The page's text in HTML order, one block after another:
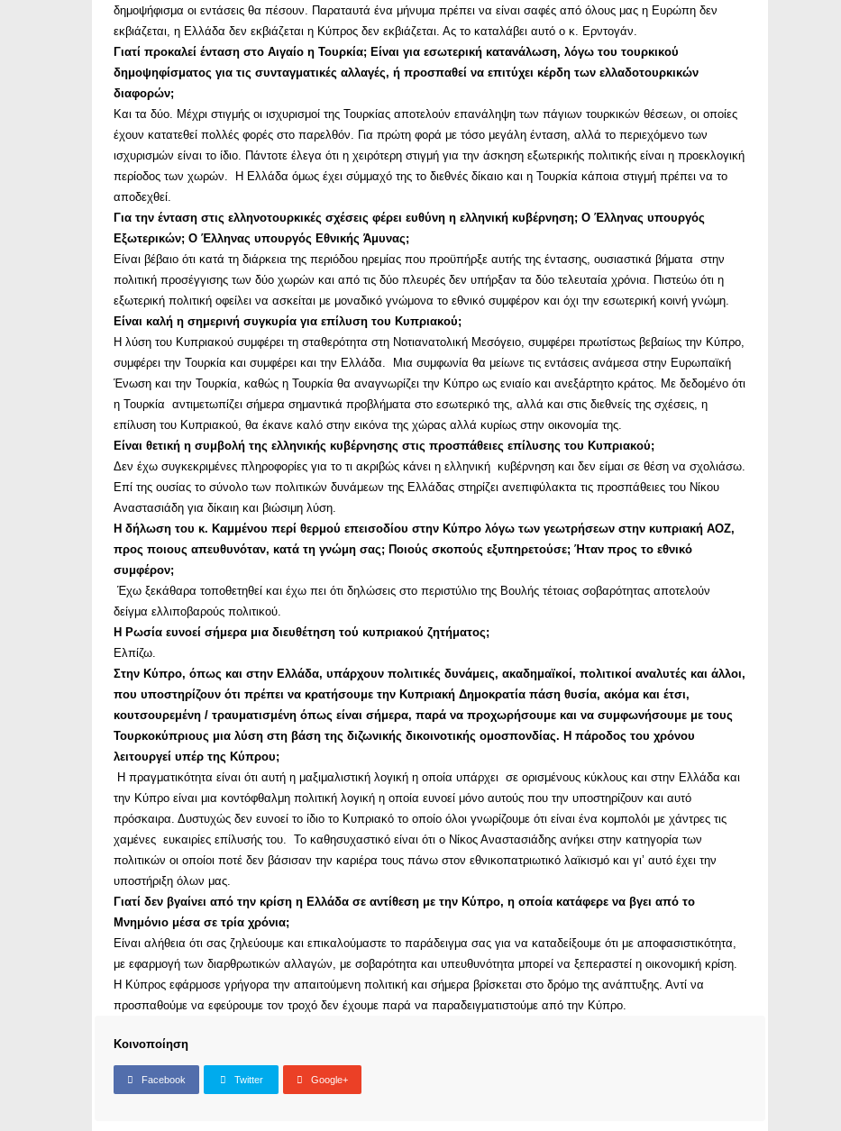
δημοψήφισμα οι εντάσεις θα πέσουν. Παραταυτά ένα μήνυμα πρέπει να είναι σαφές από όλους μας η Ευρώπη δεν
εκβιάζεται, η Ελλάδα δεν εκβιάζεται η Κύπρος δεν εκβιάζεται. Ας το καταλάβει αυτό ο κ. Ερντογάν.
Γιατί προκαλεί ένταση στο Αιγαίο η Τουρκία; Είναι για εσωτερική κατανάλωση, λόγω του τουρκικού
δημοψηφίσματος για τις συνταγματικές αλλαγές, ή προσπαθεί να επιτύχει κέρδη των ελλαδοτουρκικών
διαφορών;
Και τα δύο. Μέχρι στιγμής οι ισχυρισμοί της Τουρκίας αποτελούν επανάληψη των πάγιων τουρκικών θέσεων, οι οποίες
έχουν κατατεθεί πολλές φορές στο παρελθόν. Για πρώτη φορά με τόσο μεγάλη ένταση, αλλά το περιεχόμενο των
ισχυρισμών είναι το ίδιο. Πάντοτε έλεγα ότι η χειρότερη στιγμή για την άσκηση εξωτερικής πολιτικής είναι η προεκλογική
περίοδος των χωρών. Η Ελλάδα όμως έχει σύμμαχό της το διεθνές δίκαιο και η Τουρκία κάποια στιγμή πρέπει να το
αποδεχθεί.
Για την ένταση στις ελληνοτουρκικές σχέσεις φέρει ευθύνη η ελληνική κυβέρνηση; Ο Έλληνας υπουργός
Εξωτερικών; Ο Έλληνας υπουργός Εθνικής Άμυνας;
Είναι βέβαιο ότι κατά τη διάρκεια της περιόδου ηρεμίας που προϋπήρξε αυτής της έντασης, ουσιαστικά βήματα στην
πολιτική προσέγγισης των δύο χωρών και από τις δύο πλευρές δεν υπήρξαν τα δύο τελευταία χρόνια. Πιστεύω ότι η
εξωτερική πολιτική οφείλει να ασκείται με μοναδικό γνώμονα το εθνικό συμφέρον και όχι την εσωτερική κοινή γνώμη.
Είναι καλή η σημερινή συγκυρία για επίλυση του Κυπριακού;
Η λύση του Κυπριακού συμφέρει τη σταθερότητα στη Νοτιανατολική Μεσόγειο, συμφέρει πρωτίστως βεβαίως την Κύπρο,
συμφέρει την Τουρκία και συμφέρει και την Ελλάδα. Μια συμφωνία θα μείωνε τις εντάσεις ανάμεσα στην Ευρωπαϊκή
Ένωση και την Τουρκία, καθώς η Τουρκία θα αναγνωρίζει την Κύπρο ως ενιαίο και ανεξάρτητο κράτος. Με δεδομένο ότι
η Τουρκία αντιμετωπίζει σήμερα σημαντικά προβλήματα στο εσωτερικό της, αλλά και στις διεθνείς της σχέσεις, η
επίλυση του Κυπριακού, θα έκανε καλό στην εικόνα της χώρας αλλά κυρίως στην οικονομία της.
Είναι θετική η συμβολή της ελληνικής κυβέρνησης στις προσπάθειες επίλυσης του Κυπριακού;
Δεν έχω συγκεκριμένες πληροφορίες για το τι ακριβώς κάνει η ελληνική κυβέρνηση και δεν είμαι σε θέση να σχολιάσω.
Επί της ουσίας το σύνολο των πολιτικών δυνάμεων της Ελλάδας στηρίζει ανεπιφύλακτα τις προσπάθειες του Νίκου
Αναστασιάδη για δίκαιη και βιώσιμη λύση.
Η δήλωση του κ. Καμμένου περί θερμού επεισοδίου στην Κύπρο λόγω των γεωτρήσεων στην κυπριακή ΑΟΖ,
προς ποιους απευθυνόταν, κατά τη γνώμη σας; Ποιούς σκοπούς εξυπηρετούσε; Ήταν προς το εθνικό
συμφέρον;
Έχω ξεκάθαρα τοποθετηθεί και έχω πει ότι δηλώσεις στο περιστύλιο της Βουλής τέτοιας σοβαρότητας αποτελούν
δείγμα ελλιποβαρούς πολιτικού.
Η Ρωσία ευνοεί σήμερα μια διευθέτηση τού κυπριακού ζητήματος;
Ελπίζω.
Στην Κύπρο, όπως και στην Ελλάδα, υπάρχουν πολιτικές δυνάμεις, ακαδημαϊκοί, πολιτικοί αναλυτές και άλλοι,
που υποστηρίζουν ότι πρέπει να κρατήσουμε την Κυπριακή Δημοκρατία πάση θυσία, ακόμα και έτσι,
κουτσουρεμένη / τραυματισμένη όπως είναι σήμερα, παρά να προχωρήσουμε και να συμφωνήσουμε με τους
Τουρκοκύπριους μια λύση στη βάση της διζωνικής δικοινοτικής ομοσπονδίας. Η πάροδος του χρόνου
λειτουργεί υπέρ της Κύπρου;
Η πραγματικότητα είναι ότι αυτή η μαξιμαλιστική λογική η οποία υπάρχει σε ορισμένους κύκλους και στην Ελλάδα και
την Κύπρο είναι μια κοντόφθαλμη πολιτική λογική η οποία ευνοεί μόνο αυτούς που την υποστηρίζουν και αυτό
πρόσκαιρα. Δυστυχώς δεν ευνοεί το ίδιο το Κυπριακό το οποίο όλοι γνωρίζουμε ότι είναι ένα κομπολόι με χάντρες τις
χαμένες ευκαιρίες επίλυσής του. Το καθησυχαστικό είναι ότι ο Νίκος Αναστασιάδης ανήκει στην κατηγορία των
πολιτικών οι οποίοι ποτέ δεν βάσισαν την καριέρα τους πάνω στον εθνικοπατριωτικό λαϊκισμό και γι’ αυτό έχει την
υποστήριξη όλων μας.
Γιατί δεν βγαίνει από την κρίση η Ελλάδα σε αντίθεση με την Κύπρο, η οποία κατάφερε να βγει από το
Μνημόνιο μέσα σε τρία χρόνια;
Είναι αλήθεια ότι σας ζηλεύουμε και επικαλούμαστε το παράδειγμα σας για να καταδείξουμε ότι με αποφασιστικότητα,
με εφαρμογή των διαρθρωτικών αλλαγών, με σοβαρότητα και υπευθυνότητα μπορεί να ξεπεραστεί η οικονομική κρίση.
Η Κύπρος εφάρμοσε γρήγορα την απαιτούμενη πολιτική και σήμερα βρίσκεται στο δρόμο της ανάπτυξης. Αντί να
προσπαθούμε να εφεύρουμε τον τροχό δεν έχουμε παρά να παραδειγματιστούμε από την Κύπρο.
Κοινοποίηση
Facebook Twitter Google+